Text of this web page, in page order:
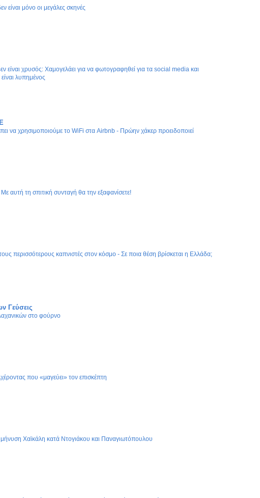
είναι μόνο οι μεγάλες σκηνές
είναι χρυσός: Χαμογελάει για να φωτογραφηθεί για τα social media και
λυπημένος
να χρησιμοποιούμε το WiFi στα Airbnb - Πρώην χάκερ προειδοποιεί
Με αυτή τη σπιτική συνταγή θα την εξαφανίσετε!
περισσότερους καπνιστές στον κόσμο - Σε ποια θέση βρίσκεται η Ελλάδα;
Γεύσεις
στο φούρνο
που «μαγεύει» τον επισκέπτη
μήνυση Χαϊκάλη κατά Ντογιάκου και Παναγιωτόπουλου